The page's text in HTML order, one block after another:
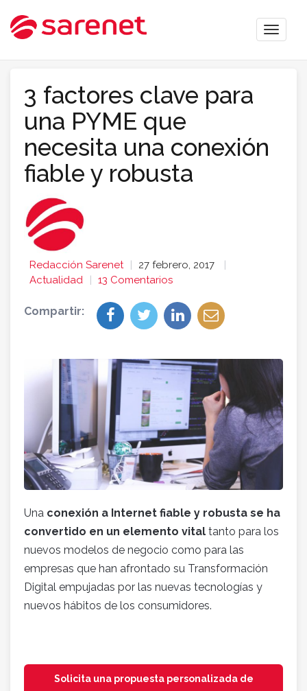
Toggle
3 factores clave para
una PYME que
necesita una conexión
fiable y robusta
Redacción Sarenet
27 febrero, 2017
Actualidad
13 Comentarios
Compartir:
Una conexión a Internet fiable y robusta se ha
convertido en un elemento vital tanto para los
nuevos modelos de negocio como para las
empresas que han afrontado su Transformación
Digital empujadas por las nuevas tecnologías y
nuevos hábitos de los consumidores.
Solicita una propuesta personalizada de